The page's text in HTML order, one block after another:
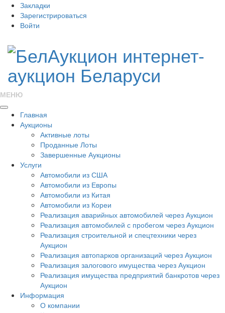
Закладки
Зарегистрироваться
Войти
МЕНЮ
Главная
Аукционы
Активные лоты
Проданные Лоты
Завершенные Аукционы
Услуги
Автомобили из США
Автомобили из Европы
Автомобили из Китая
Автомобили из Кореи
Реализация аварийных автомобилей через Аукцион
Реализация автомобилей с пробегом через Аукцион
Реализация строительной и спецтехники через
Аукцион
Реализация автопарков организаций через Аукцион
Реализация залогового имущества через Аукцион
Реализация имущества предприятий банкротов через
Аукцион
Информация
О компании